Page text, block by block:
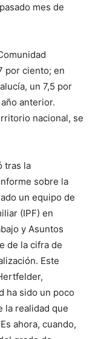
mes de
por ciento; en
un 7,5 por
anterior.
nacional, se
tras la
sobre la
un equipo de
(IPF) en
y Asuntos
de la cifra de
Este
ha sido un poco
la realidad que
ahora, cuando,